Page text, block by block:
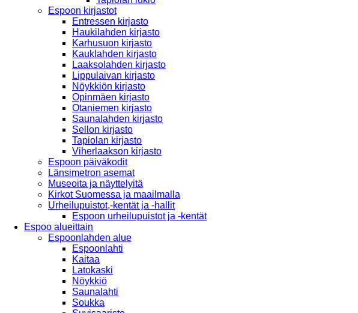
Espoon kirjastot
Entressen kirjasto
Haukilahden kirjasto
Karhusuon kirjasto
Kauklahden kirjasto
Laaksolahden kirjasto
Lippulaivan kirjasto
Nöykkiön kirjasto
Opinmäen kirjasto
Otaniemen kirjasto
Saunalahden kirjasto
Sellon kirjasto
Tapiolan kirjasto
Viherlaakson kirjasto
Espoon päiväkodit
Länsimetron asemat
Museoita ja näyttelyitä
Kirkot Suomessa ja maailmalla
Urheilupuistot,-kentät ja -hallit
Espoon urheilupuistot ja -kentät
Espoo alueittain
Espoonlahden alue
Espoonlahti
Kaitaa
Latokaski
Nöykkiö
Saunalahti
Soukka